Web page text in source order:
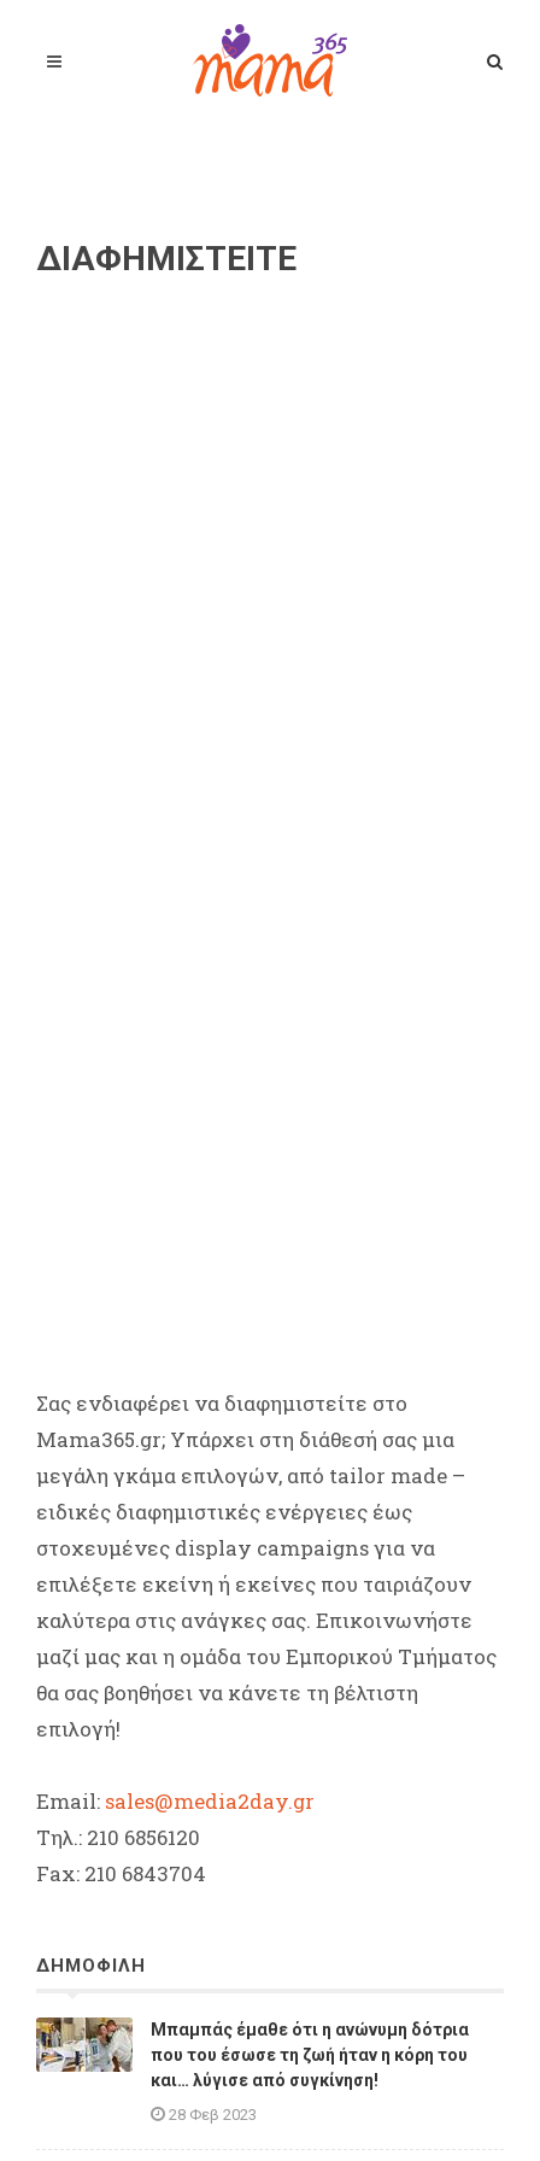
ΔΙΑΦΗΜΙΣΤΕΙΤΕ
Σας ενδιαφέρει να διαφημιστείτε στο
Mama365.gr; Υπάρχει στη διάθεσή σας μια
μεγάλη γκάμα επιλογών, από tailor made –
ειδικές διαφημιστικές ενέργειες έως
στοχευμένες display campaigns για να
επιλέξετε εκείνη ή εκείνες που ταιριάζουν
καλύτερα στις ανάγκες σας. Επικοινωνήστε
μαζί μας και η ομάδα του Εμπορικού Tμήματος
θα σας βοηθήσει να κάνετε τη βέλτιστη
επιλογή!
Email: sales@media2day.gr
Τηλ.: 210 6856120
Fax: 210 6843704
ΔΗΜΟΦΙΛΗ
Μπαμπάς έμαθε ότι η ανώνυμη δότρια
που του έσωσε τη ζωή ήταν η κόρη του
και… λύγισε από συγκίνηση!
28 Φεβ 2023